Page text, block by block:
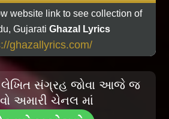
website link to see collection of
Gujarati Ghazal Lyrics
ghazallyrics.com/
લેખિત સંગ્રહ જોવા આજે જ
અમારી ચેનલ માં